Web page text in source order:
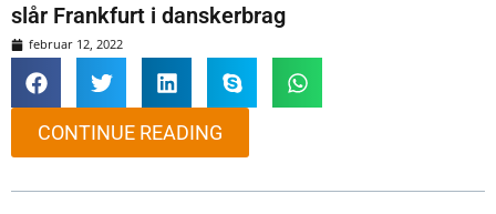
slår Frankfurt i danskerbrag
februar 12, 2022
CONTINUE READING